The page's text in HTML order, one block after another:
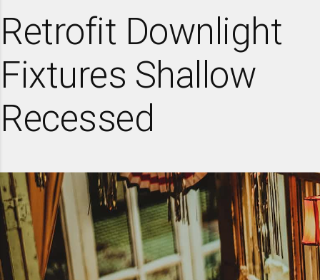
Retrofit Downlight
Fixtures Shallow
Recessed